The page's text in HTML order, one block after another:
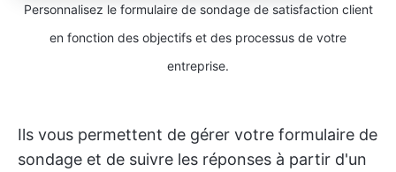
Personnalisez le formulaire de sondage de satisfaction client
en fonction des objectifs et des processus de votre
entreprise.
Ils vous permettent de gérer votre formulaire de
sondage et de suivre les réponses à partir d'un